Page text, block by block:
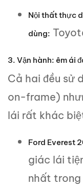
Nội thất thực
dùng:
3. Vận hành: êm ái
Cả hai đều sử
on-frame)
lái rất khác
Ford Everest
giác lái
nhất trong